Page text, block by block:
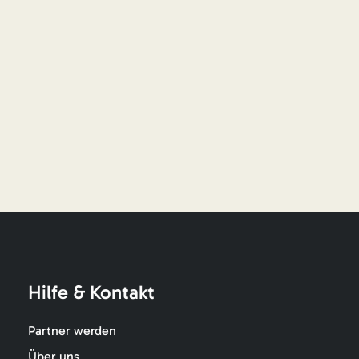
Hilfe & Kontakt
Partner werden